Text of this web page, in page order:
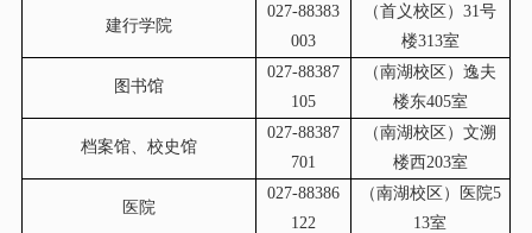
建行学院
027-88383
003
（首义校区）31号
楼313室
图书馆
027-88387
105
（南湖校区）逸夫
楼东405室
档案馆、校史馆
027-88387
701
（南湖校区）文溯
楼西203室
医院
027-88386
122
（南湖校区）医院5
13室